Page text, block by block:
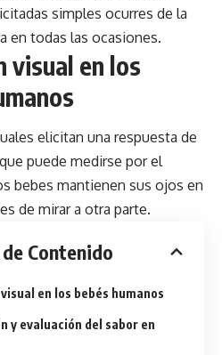
simples ocurres de la
en todas las ocasiones.
visual en los
elicitan una respuesta de
puede medirse por el
bebes mantienen sus ojos en
de mirar a otra parte.
Contenido
en los bebés humanos
y evaluación del sabor en